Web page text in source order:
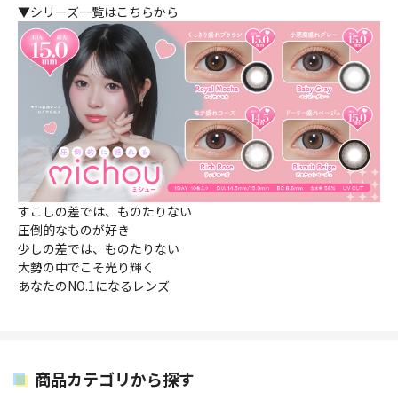
▼シリーズ一覧はこちらから
すこしの差では、ものたりない
圧倒的なものが好き
少しの差では、ものたりない
大勢の中でこそ光り輝く
あなたのNO.1になるレンズ
商品カテゴリから探す